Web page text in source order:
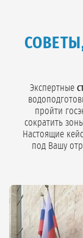
Экспертные
пройти
сократить
Настоящие
под Вашу